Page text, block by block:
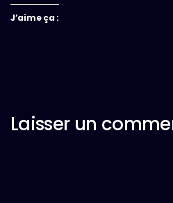
J’aime ça :
Laisser un